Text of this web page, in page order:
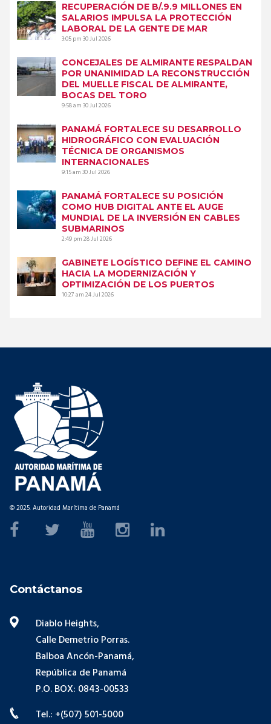
RECUPERACIÓN DE B/.9.9 MILLONES EN
SALARIOS IMPULSA LA PROTECCIÓN
LABORAL DE LA GENTE DE MAR
3:05 pm30 Jul 2026
CONCEJALES DE ALMIRANTE RESPALDAN
POR UNANIMIDAD LA RECONSTRUCCIÓN
DEL MUELLE FISCAL DE ALMIRANTE,
BOCAS DEL TORO
9:58 am30 Jul 2026
PANAMÁ FORTALECE SU DESARROLLO
HIDROGRÁFICO CON EVALUACIÓN
TÉCNICA DE ORGANISMOS
INTERNACIONALES
9:15 am30 Jul 2026
PANAMÁ FORTALECE SU POSICIÓN
COMO HUB DIGITAL ANTE EL AUGE
MUNDIAL DE LA INVERSIÓN EN CABLES
SUBMARINOS
2:49 pm28 Jul 2026
GABINETE LOGÍSTICO DEFINE EL CAMINO
HACIA LA MODERNIZACIÓN Y
OPTIMIZACIÓN DE LOS PUERTOS
10:27 am24 Jul 2026
© 2025. Autoridad Marítima de Panamá
Contáctanos
Diablo Heights,
Calle Demetrio Porras.
Balboa Ancón-Panamá,
República de Panamá
P.O. BOX: 0843-00533
Tel.: +(507) 501-5000